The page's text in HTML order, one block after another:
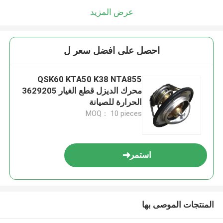
عرض المزيد
احصل على افضل سعر ل
QSK60 KTA50 K38 NTA855
محرك الديزل قطع الغيار 3629205
الحرارة للصيانة
MOQ： 10 pieces
استمر
المنتجات الموصى بها